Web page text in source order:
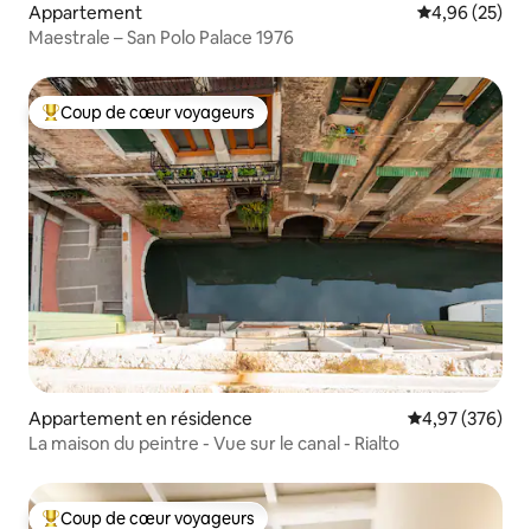
Appartement Évaluation
4,96 (25)
Maestrale – San Polo Palace 1976
Coups de cœur voyageurs les plus appréciés
Coup de cœur voyageurs
Appartement en résidence Évaluation
4,97 (376)
La maison du peintre - Vue sur le canal - Rialto
Coup de cœur voyageurs